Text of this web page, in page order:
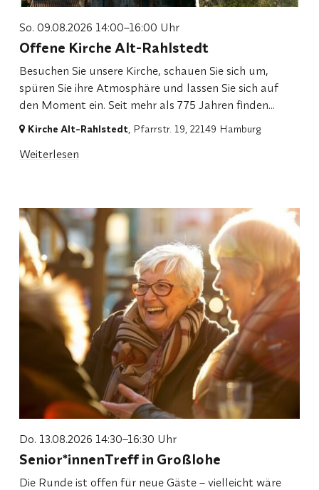
So. 09.08.2026 14:00–16:00 Uhr
Offene Kirche Alt-Rahlstedt
Besuchen Sie unsere Kirche, schauen Sie sich um,
spüren Sie ihre Atmosphäre und lassen Sie sich auf
den Moment ein. Seit mehr als 775 Jahren finden...
Kirche Alt-Rahlstedt, Pfarrstr. 19, 22149 Hamburg
Weiterlesen
Do. 13.08.2026 14:30–16:30 Uhr
Senior*innenTreff in Großlohe
Die Runde ist offen für neue Gäste – vielleicht wäre